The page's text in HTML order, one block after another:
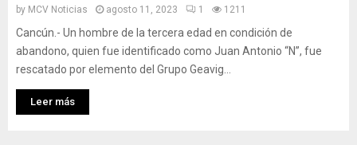
by MCV Noticias agosto 11, 2023 1 1211
Cancún.- Un hombre de la tercera edad en condición de
abandono, quien fue identificado como Juan Antonio “N”, fue
rescatado por elemento del Grupo Geavig...
Leer más